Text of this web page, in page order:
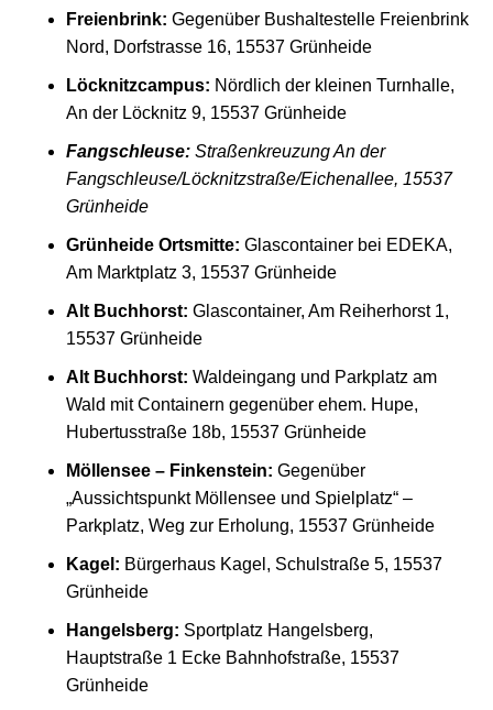
Freienbrink: Gegenüber Bushaltestelle Freienbrink
Nord, Dorfstrasse 16, 15537 Grünheide
Löcknitzcampus: Nördlich der kleinen Turnhalle,
An der Löcknitz 9, 15537 Grünheide
Fangschleuse: Straßenkreuzung An der
Fangschleuse/Löcknitzstraße/Eichenallee, 15537
Grünheide
Grünheide Ortsmitte: Glascontainer bei EDEKA,
Am Marktplatz 3, 15537 Grünheide
Alt Buchhorst: Glascontainer, Am Reiherhorst 1,
15537 Grünheide
Alt Buchhorst: Waldeingang und Parkplatz am
Wald mit Containern gegenüber ehem. Hupe,
Hubertusstraße 18b, 15537 Grünheide
Möllensee – Finkenstein: Gegenüber
„Aussichtspunkt Möllensee und Spielplatz“ –
Parkplatz, Weg zur Erholung, 15537 Grünheide
Kagel: Bürgerhaus Kagel, Schulstraße 5, 15537
Grünheide
Hangelsberg: Sportplatz Hangelsberg,
Hauptstraße 1 Ecke Bahnhofstraße, 15537
Grünheide